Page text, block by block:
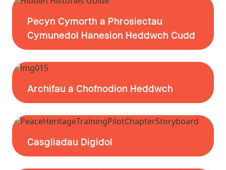
Pecyn Cymorth a Phrosiectau
Cymunedol Hanesion Heddwch Cudd
Archifau a Chofnodion Heddwch
Casgliadau Digidol